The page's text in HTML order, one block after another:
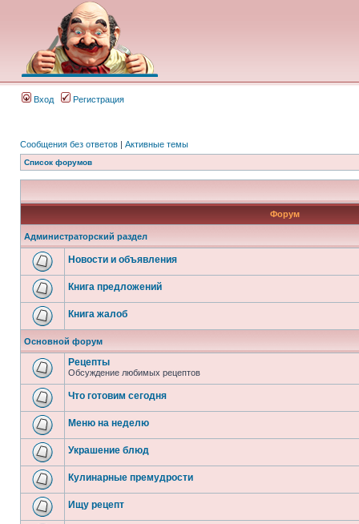
Вход Регистрация
Сообщения без ответов | Активные темы
Список форумов
Форум
Администраторский раздел
Новости и объявления
Книга предложений
Книга жалоб
Основной форум
Рецепты
Обсуждение любимых рецептов
Что готовим сегодня
Меню на неделю
Украшение блюд
Кулинарные премудрости
Ищу рецепт